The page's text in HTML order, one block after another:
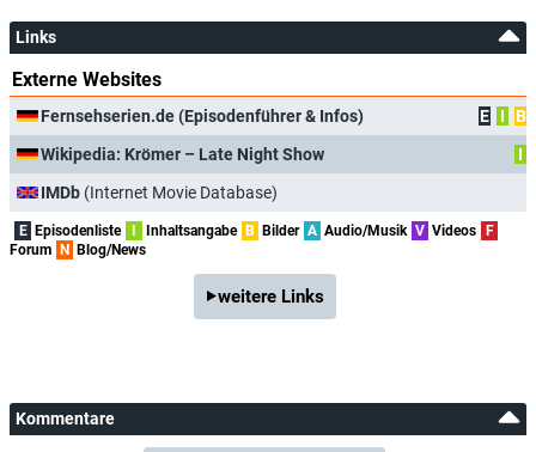
Links
Externe Websites
Fernsehserien.de (Episodenführer & Infos) E I
B
Wikipedia: Krömer – Late Night Show
I
IMDb (Internet Movie Database)
E Episodenliste Inhaltsangabe B Bilder A Audio/Musik V Videos
F
Forum
N Blog/News
weitere Links
Kommentare